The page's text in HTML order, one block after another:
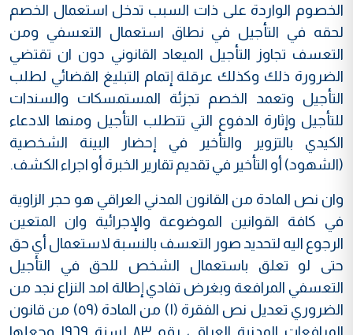
الخصوم الواردة على ذات السبب تدخل استعمال الخصم
لحقه في التأجيل في نطاق استعمال التعسفي ومن
التعسف تجاوز التأجيل الميعاد القانوني دون ان تقتضي
الضرورة ذلك وكذلك عرقلة إتمام التبليغ القضائي لطلب
التأجيل وتعمد الخصم تجزئة المستمسكات والسندات
للتأجيل وإثارة الدفوع التي تتطلب التأجيل ومنها الادعاء
الكيدي بالتزوير والتأخير في إحضار البينة الشخصية
(الشهود) أو التأخير في تقديم تقارير الخبرة أو اجراء الكشف.
وان نص المادة من القانون المدني العراقي هو حجر الزاوية
في كافة القوانين الموضوعة والإجرائية وان المتعين
الرجوع اليه لتحديد صور التعسف بالنسبة لاستعمال أي حق
حتى لو تعلق باستعمال الشخص للحق في التأجيل
التعسفي المرافعة وبغرض تفادي إطالة امد النزاع نجد من
الضروري تعديل نص الفقرة (١) من المادة (٥٩) من قانون
المرافعات المدنية العراقي رقم ٨٣ لسنة ١٩٦٩ وجعلها